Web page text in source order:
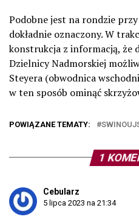
Podobne jest na rondzie
dokładnie oznaczony. W
konstrukcja z informacją, że
Dzielnicy Nadmorskiej
Steyera (obwodnica
w ten sposób ominąć
POWIĄZANE TEMATY:
1
Cebularz
5 lipca 2023 na 21:34